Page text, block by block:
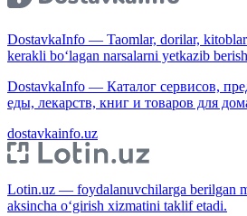
DostavkaInfo — Taomlar, dorilar,
kerakli bo‘lagan narsalarni yetkazib
DostavkaInfo — Каталог сервисов,
еды, лекарств, книг и товаров для
dostavkainfo.uz
Lotin.uz — foydalanuvchilarga berilgan
aksincha o‘girish xizmatini taklif etadi.